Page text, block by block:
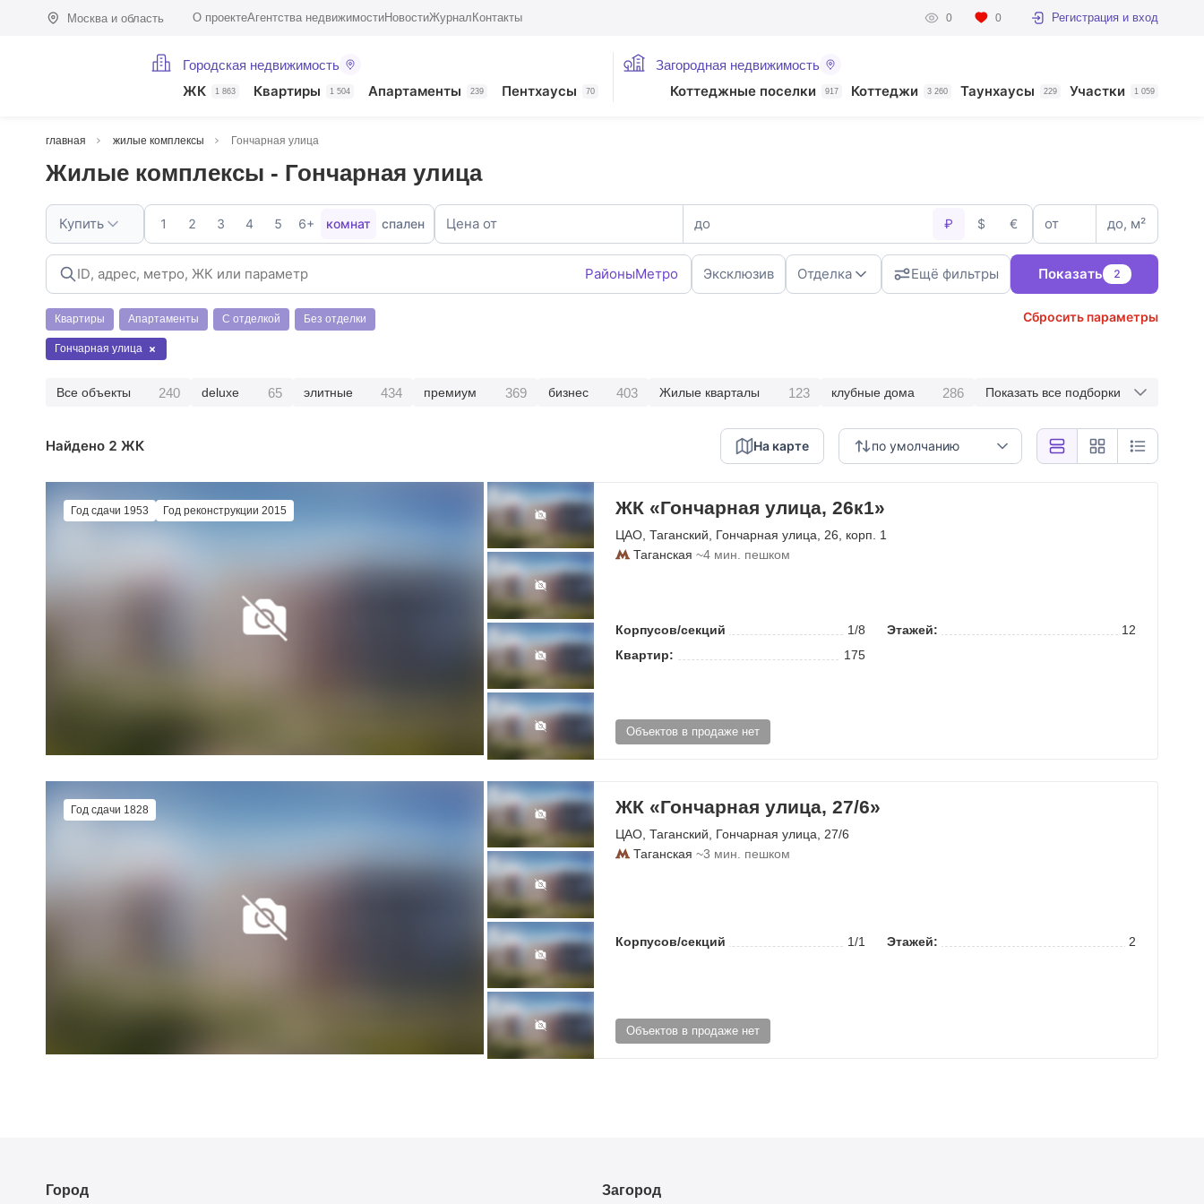
Москва и область О проектеАгентства недвижимостиНовостиЖурнал Контакты 0 0 Регистрация и вход
Городская недвижимость
ЖК 1 863 Квартиры 1 504 Апартаменты 239 Пентхаусы 70
Загородная недвижимость
Коттеджные поселки 917 Коттеджи 3 260 Таунхаусы 229 Участки 1 059
главная жилые комплексы Гончарная улица
Жилые комплексы - Гончарная улица
Купить 1 2 3 4 5 6+ комнат спален Цена от до ₽ $ € от до, м²
РайоныМетро Эксклюзив Отделка Ещё фильтры Показать 2
Квартиры Апартаменты С отделкой Без отделки Сбросить параметры
Гончарная улица
Все объекты 240 deluxe 65 элитные 434 премиум 369 бизнес 403 Жилые кварталы 123 клубные дома 286 Показать все подборки
Найдено 2 ЖК по умолчанию
На карте
Год сдачи 1953 Год реконструкции 2015 ЖК «Гончарная улица, 26к1»
ЦАО Таганский Гончарная улица , 26, корп. 1
Таганская ~4 мин. пешком
Корпусов/секций 1/8 Этажей:
12
Квартир:
175
Объектов в продаже нет
Год сдачи 1828 ЖК «Гончарная улица, 27/6»
ЦАО Таганский Гончарная улица , 27/6
Таганская ~3 мин. пешком
Корпусов/секций 1/1 Этажей: 2
Объектов в продаже нет
Город Загород